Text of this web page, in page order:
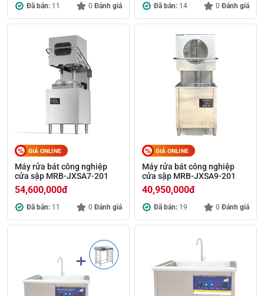
Đã bán: 11 0 Đánh giá Đã bán: 14 0 Đánh giá
GIÁ ONLINE
Máy rửa bát công nghiệp
cửa sập MRB-JXSA7-201
54,600,000đ
Đã bán: 11 0 Đánh giá
GIÁ ONLINE
Máy rửa bát công nghiệp
cửa sập MRB-JXSA9-201
40,950,000đ
Đã bán: 19 0 Đánh giá